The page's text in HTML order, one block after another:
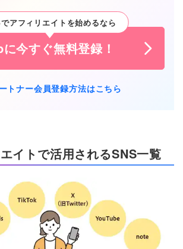
アフィリエイトを始めるなら
今すぐ無料登録！
トナー会員登録方法はこちら
イトで活用されるSNS一覧